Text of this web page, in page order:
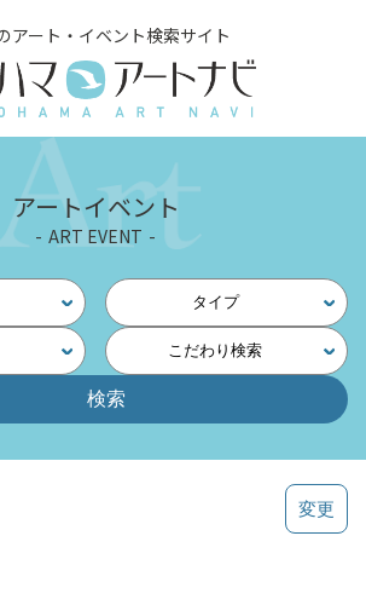
アート・イベント検索サイト
アートイベント
ART EVENT
タイプ
こだわり検索